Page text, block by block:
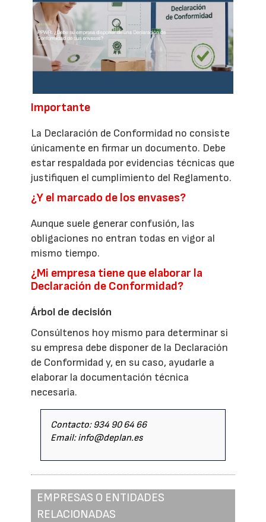
Importante
La Declaración de Conformidad no consiste
únicamente en firmar un documento. Debe
estar respaldada por evidencias técnicas que
justifiquen el cumplimiento del Reglamento.
¿Y el marcado de los envases?
Aunque suele generar confusión, las
obligaciones no entran todas en vigor al
mismo tiempo.
¿Mi empresa tiene que elaborar la
Declaración de Conformidad?
Árbol de decisión
Consúltenos hoy mismo para determinar si
su empresa debe disponer de la Declaración
de Conformidad y, en su caso, ayudarle a
elaborar la documentación técnica
necesaria.
Contacto: 934 90 64 66
Email: info@deplan.es
EMPRESAS O ENTIDADES
RELACIONADAS